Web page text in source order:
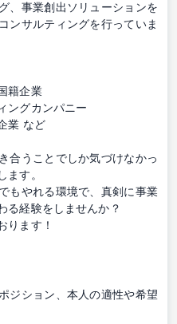
、事業創出ソリューションを
ンサルティングを⾏っていま
籍企業
ングカンパニー
業 など
合うことでしか気づけなかっ
ます。
もやれる環境で、真剣に事業
る経験をしませんか？
ります！
ジション、本⼈の適性や希望